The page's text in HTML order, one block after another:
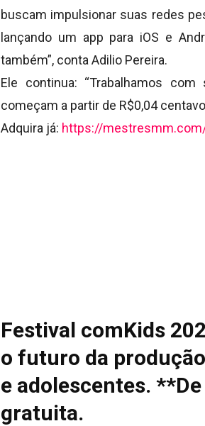
buscam impulsionar suas redes
lançando um app para iOS e
também”, conta Adilio Pereira.
Ele continua: “Trabalhamos
começam a partir de R$0,04
Adquira já: https://
Festival comKids
o futuro da
e adolescentes.
gratuita.